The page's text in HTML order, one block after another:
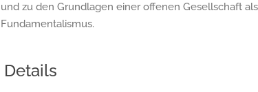
und zu den Grundlagen einer offenen Gesellschaft
Fundamentalismus.
Details